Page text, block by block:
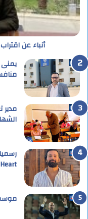
أنباء عن
مدير
موسم